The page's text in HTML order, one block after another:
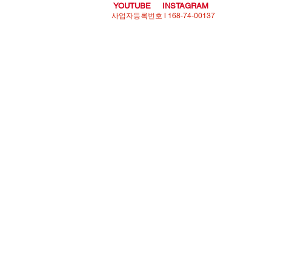
YOUTUBE INSTAGRAM
사업자등록번호 l 168-74-00137